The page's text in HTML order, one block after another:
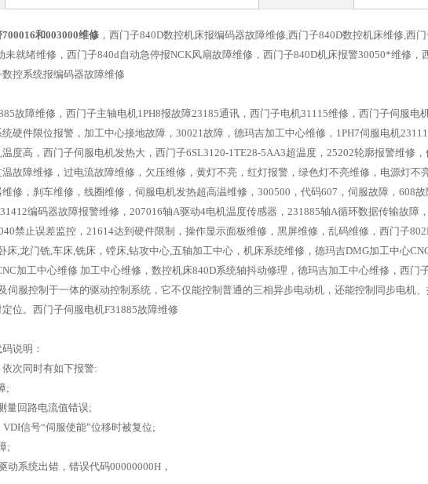
和003000维修 ，西门子840D数控机床报编码器故障维修,西门子840D数控机床维修,西
未就绪维修，西门子840d自动急停报NCK风扇故障维修，西门子840D机床报警30050*维修，
控系统报编码器故障维修
故障维修，西门子主轴电机1PH8报故障23185通讯，西门子电机31115维修，西门子伺服电
硬件限位报警，加工中心接地故障，30021故障，德玛吉加工中心维修，1PH7伺服电机
度高，西门子伺服电机发热大，西门子6SL3120-1TE28-5AA3超温度，25202轮廓报警维修
故障维修，过电流故障维修，欠压维修，黄灯不亮，红灯报警，绿色灯不亮维修，电源灯不
修，刹车维修，线圈维修，伺服电机发热超高温维修，300500，代码607，伺服故障，608
编码器故障报警维修，207016轴A驱动4电机温度传感器，231885轴A循环数据传输故障
禁止误差监控，21614达到硬件限制，操作显示面板维修，黑屏维修，乱码维修，西门子
床,龙门铣,车床,铣床，镗床,钻攻中心,五轴加工中心，机床系统维修，德玛吉DMG加工中心
加工中心维修 加工中心维修，数控机床840D系统轴抖动修理，德玛吉加工中心维修，西门
伺服控制于一体的驱动控制系统，它不仅能控制普通的三相异步电动机，还能控制同步电机
位。西门子伺服电机F31885故障维修
说明：
次同时有如下报警:
;
量回路电流值错误;
信号“伺服使能”位移时被复位;
;
动系统出错，错误代码00000000H，